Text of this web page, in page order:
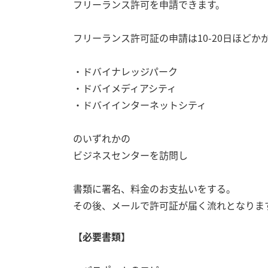
フリーランス許可を申請できます。
フリーランス許可証の申請は10-20日ほどか
・ドバイナレッジパーク
・ドバイメディアシティ
・ドバイインターネットシティ
のいずれかの
ビジネスセンターを訪問し
書類に署名、料金のお支払いをする。
その後、メールで許可証が届く流れとなりま
【必要書類】